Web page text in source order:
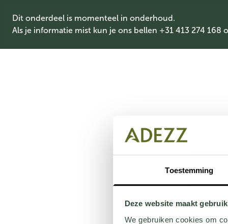
Toestemming
Deze website maakt
We gebruiken cookies om
Dit onderdeel is momenteel in onderhoud.
Als je informatie mist kun je ons bellen +31 413 274 168